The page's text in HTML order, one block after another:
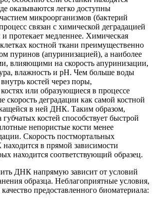
оказываются легко доступны
микроорганизмов (бактерий
связан с химической деградацией
протекает медленнее. Химическая
костной ткани преимущественно
пуринов (апуринизацией), а наиболее
влияющими на скорость апуринизации,
влажность и рН. Чем больше воды
костей через поры,
или образующиеся в процессе
скорость деградации как самой костной
в ней ДНК. Таким образом,
губчатых костей способствует быстрой
непористые кости менее
Скорость постмортальных
в прямой зависимости
находится соответствующий образец.
ДНК напрямую зависит от условий
образца. Неблагоприятные условия,
предоставленного биоматериала: